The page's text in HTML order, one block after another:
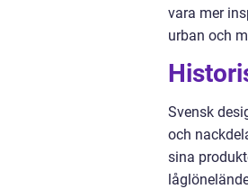
vara mer
urban och
Svensk
och
sina